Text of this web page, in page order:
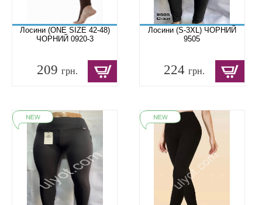
Лосини (ONE SIZE 42-48)
ЧОРНИЙ 0920-3
209 грн.
Лосини (S-3XL) ЧОРНИЙ
9505
224грн.